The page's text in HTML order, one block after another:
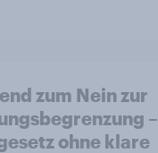
zum Nein zur
–
ohne klare